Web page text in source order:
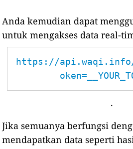
Anda kemudian dapat
untuk mengakses data real-
https://api.waqi.info/
.
Jika semuanya berfungsi
mendapatkan data seperti